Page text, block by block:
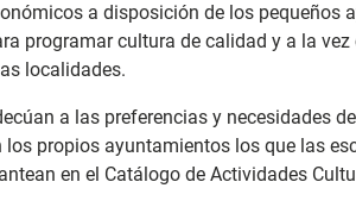
a disposición de los pequeños
programar cultura de calidad y a la
localidades.
a las preferencias y necesidades
los propios ayuntamientos los que las
en el Catálogo de Actividades